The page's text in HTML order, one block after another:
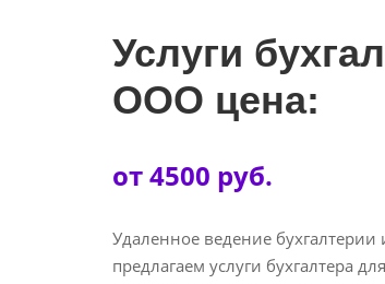
Услуги
ООО цена:
от 4500 руб.
Удаленное ведение
предлагаем услуги бухгалтера